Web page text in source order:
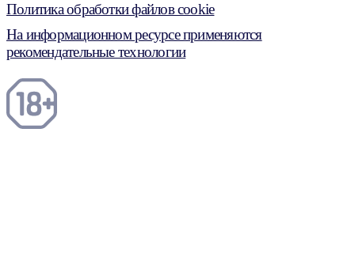
Политика обработки файлов cookie
На информационном ресурсе применяются
рекомендательные технологии